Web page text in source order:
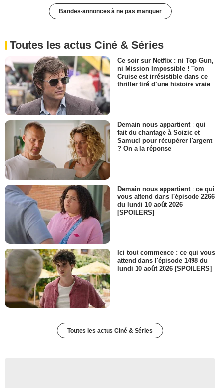
Bandes-annonces à ne pas manquer
Toutes les actus Ciné & Séries
Ce soir sur Netflix : ni Top Gun,
ni Mission Impossible ! Tom
Cruise est irrésistible dans ce
thriller tiré d’une histoire vraie
Demain nous appartient : qui
fait du chantage à Soizic et
Samuel pour récupérer l'argent
? On a la réponse
Demain nous appartient : ce qui
vous attend dans l'épisode 2266
du lundi 10 août 2026
[SPOILERS]
Ici tout commence : ce qui vous
attend dans l'épisode 1498 du
lundi 10 août 2026 [SPOILERS]
Toutes les actus Ciné & Séries